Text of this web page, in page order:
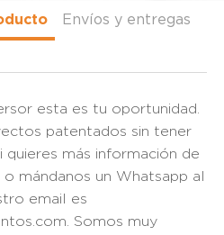
Envíos y entregas
esta es tu oportunidad.
patentados sin tener
quieres más información de
mándanos un Whatsapp al
email es
Somos muy